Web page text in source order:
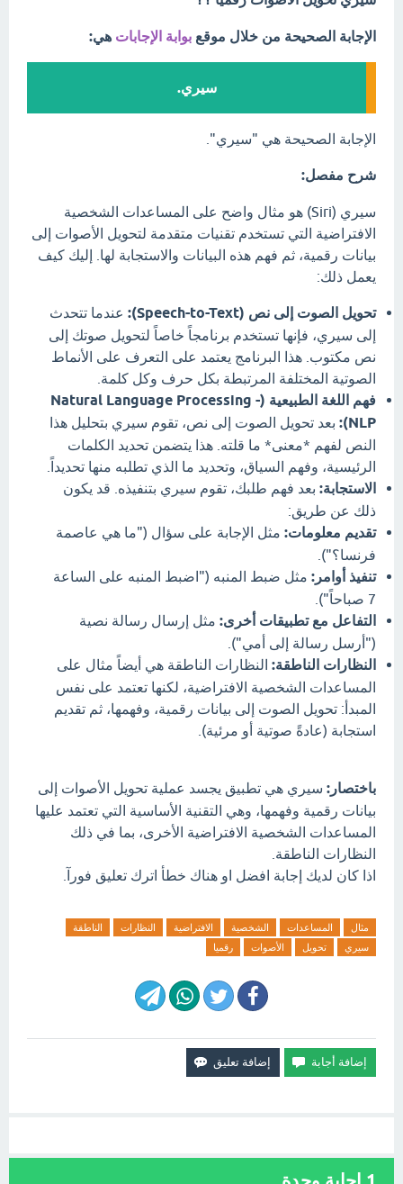
الإجابة الصحيحة من خلال موقع بوابة الإجابات هي:
سيري.
الإجابة الصحيحة هي "سيري".
شرح مفصل:
سيري (Siri) هو مثال واضح على المساعدات الشخصية
الافتراضية التي تستخدم تقنيات متقدمة لتحويل الأصوات إلى
بيانات رقمية، ثم فهم هذه البيانات والاستجابة لها. إليك كيف
يعمل ذلك:
تحويل الصوت إلى نص (Speech-to-Text):
عندما تتحدث
إلى سيري، فإنها تستخدم برنامجاً خاصاً لتحويل صوتك إلى
نص مكتوب. هذا البرنامج يعتمد على التعرف على الأنماط
الصوتية المختلفة المرتبطة بكل حرف وكل كلمة.
فهم اللغة الطبيعية (Natural Language Processing -
NLP):
بعد تحويل الصوت إلى نص، تقوم سيري بتحليل هذا
النص لفهم *معنى* ما قلته. هذا يتضمن تحديد الكلمات
الرئيسية، وفهم السياق، وتحديد ما الذي تطلبه منها تحديداً.
الاستجابة: بعد فهم طلبك، تقوم سيري بتنفيذه. قد يكون
ذلك عن طريق:
تقديم معلومات: مثل الإجابة على سؤال ("ما هي عاصمة
فرنسا؟").
تنفيذ أوامر: مثل ضبط المنبه ("اضبط المنبه على الساعة
7 صباحاً").
التفاعل مع تطبيقات أخرى: مثل إرسال رسالة نصية
("أرسل رسالة إلى أمي").
النظارات الناطقة: النظارات الناطقة هي أيضاً مثال على
المساعدات الشخصية الافتراضية، لكنها تعتمد على نفس
المبدأ: تحويل الصوت إلى بيانات رقمية، وفهمها، ثم تقديم
استجابة (عادةً صوتية أو مرئية).
باختصار: سيري هي تطبيق يجسد عملية تحويل الأصوات إلى
بيانات رقمية وفهمها، وهي التقنية الأساسية التي تعتمد عليها
المساعدات الشخصية الافتراضية الأخرى، بما في ذلك
النظارات الناطقة.
اذا كان لديك إجابة افضل او هناك خطأ اترك تعليق فورآ.
مثال المساعدات الشخصية الافتراضية النظارات
الناطقة
سيري
تحويل الأصوات رقميا